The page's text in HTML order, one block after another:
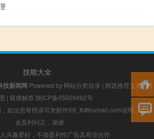
技能大全
技新闻网 Powered by 网站分类目录 | 精选推荐文章|网
| 疑难解答 陕ICP备05009492号
如信息有错误可发邮件到f_fb#foxmail.com说明，我们
会及时纠正，谢谢
兴趣爱好，不接盈利性广告及商业合作